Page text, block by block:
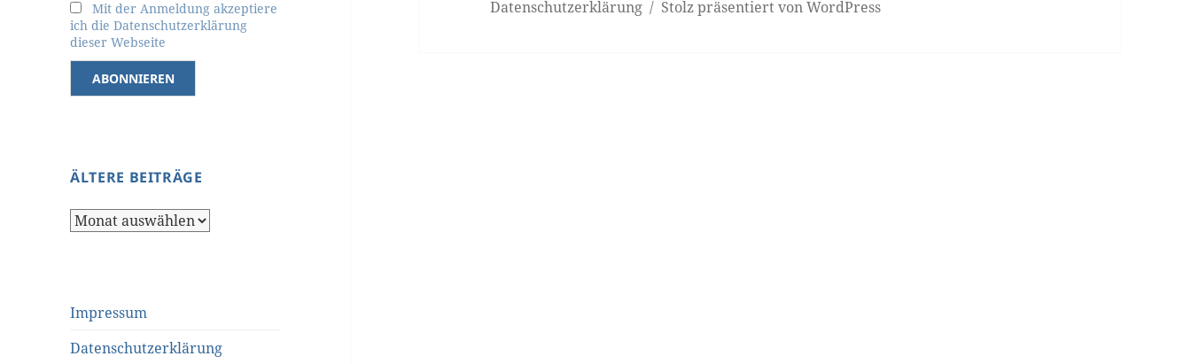
Mit der Anmeldung akzeptiere
ich die Datenschutzerklärung
dieser Webseite
ÄLTERE BEITRÄGE
Ältere
Impressum
Datenschutzerklärung
Datenschutzerklärung Stolz präsentiert von WordPress